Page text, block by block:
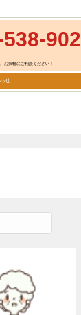
902
お気軽にご相談ください！
せ